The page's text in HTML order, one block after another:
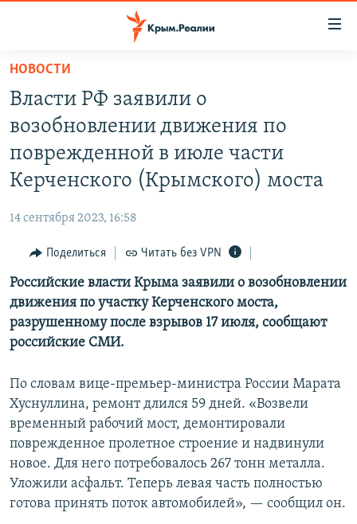
Вернуться
основному
содержанию
главной
Вернутся
поиску
СПЕЦПРОЕКТЫ
КАРТА ВОЕННЫХ ОБЪЕКТОВ КРЫМА
ИСТОРИЯ
ИНТЕРАКТИВ
ИНФОГРАФИКА
ТЕЛЕПРОЕКТ КРЫМ.РЕАЛИИ
СОВЕТЫ ПРАВОЗАЩИТНИКОВ
ПРОПАВШИЕ БЕЗ ВЕСТИ
КРЫМ.НЕПОКОРЕННЫЙ
ELIFBE
УКРАИНСКАЯ ПРОБЛЕМА КРЫМА
РАДІО СВОБОДА
КАК ОБОЙТИ БЛОКИРОВКУ
Українською
Qırımtatar
Все сайты RFE/RL
НОВОСТИ
Власти РФ заявили о
возобновлении движения по
поврежденной в июле части
Керченского (Крымского) моста
14 сентября 2023, 16:58
Поделиться Читать без VPN
Российские власти Крыма заявили о возобновлении
движения по участку Керченского моста,
разрушенному после взрывов 17 июля, сообщают
российские СМИ.
По словам вице-премьер-министра России Марата
Хуснуллина, ремонт длился 59 дней. «Возвели
временный рабочий мост, демонтировали
поврежденное пролетное строение и надвинули
новое. Для него потребовалось 267 тонн металла.
Уложили асфальт. Теперь левая часть полностью
готова принять поток автомобилей», — сообщил он.